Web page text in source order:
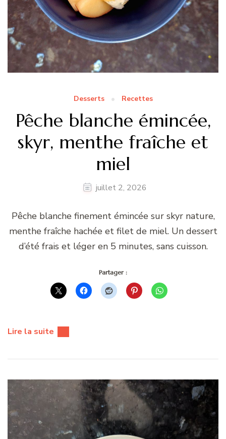
Desserts Recettes
Pêche blanche émincée,
skyr, menthe fraîche et
miel
juillet 2, 2026
Pêche blanche finement émincée sur skyr nature,
menthe fraîche hachée et filet de miel. Un dessert
d’été frais et léger en 5 minutes, sans cuisson.
Partager :
Lire la suite